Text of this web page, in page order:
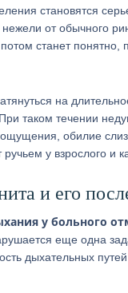
становятся
нежели от обычного
станет
на
таком течении
обилие
у взрослого и
и его
у больного
еще одна
дыхательных